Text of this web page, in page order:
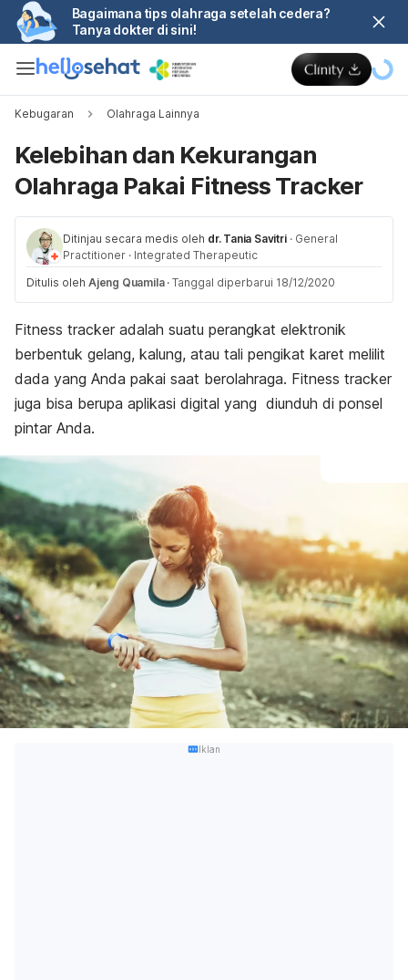
Bagaimana tips olahraga setelah cedera?
Tanya dokter di sini!
Kebugaran Olahraga Lainnya
Kelebihan dan Kekurangan
Olahraga Pakai Fitness Tracker
Ditinjau secara medis oleh dr. Tania Savitri · General
Practitioner · Integrated Therapeutic
Ditulis oleh Ajeng Quamila · Tanggal diperbarui 18/12/2020
Fitness tracker adalah suatu perangkat elektronik
berbentuk gelang, kalung, atau tali pengikat karet melilit
dada yang Anda pakai saat berolahraga. Fitness tracker
juga bisa berupa aplikasi digital yang diunduh di ponsel
pintar Anda.
Iklan